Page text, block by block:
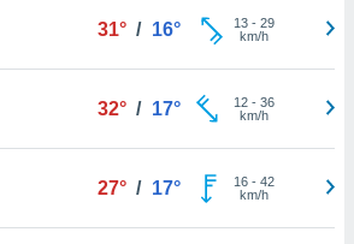
31° / 16° 13- 29
km/h
32° / 17° 12- 36
km/h
27° / 17° 16- 42
km/h